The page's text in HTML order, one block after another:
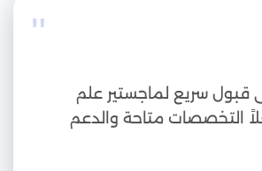
"
قبول سريع لماجستير علم
التخصصات متاحة والدعم